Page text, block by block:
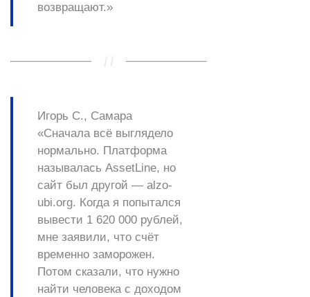
возвращают.»
Игорь С., Самара
«Сначала всё выглядело
нормально. Платформа
называлась AssetLine, но
сайт был другой — alzo-
ubi.org. Когда я попытался
вывести 1 620 000 рублей,
мне заявили, что счёт
временно заморожен.
Потом сказали, что нужно
найти человека с доходом